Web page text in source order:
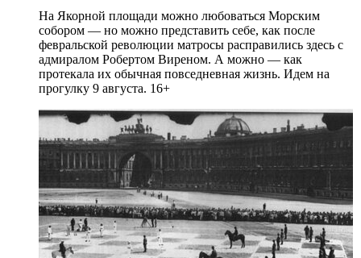
На Якорной площади можно любоваться Морским
собором — но можно представить себе, как после
февральской революции матросы расправились здесь с
адмиралом Робертом Виреном. А можно — как
протекала их обычная повседневная жизнь. Идем на
прогулку 9 августа. 16+